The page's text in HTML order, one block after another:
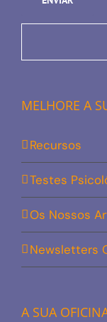
MELHORE A
Recursos
Testes
Os Nossos
Newsletters
A SUA